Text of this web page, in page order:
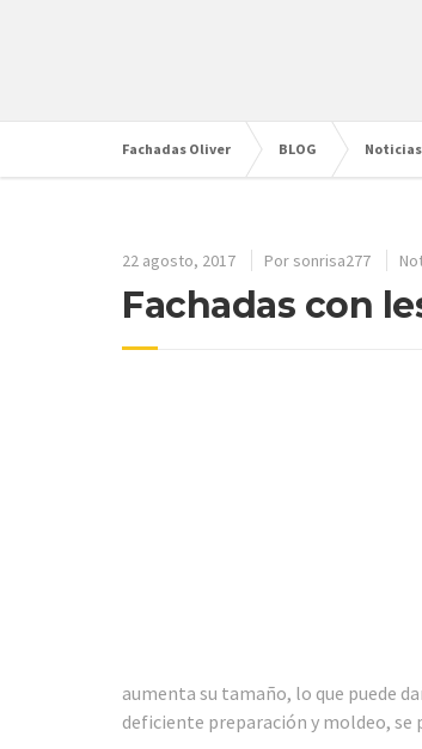
Fachadas Oliver BLOG Noticias
22 agosto, 2017 Por sonrisa277
Fachadas con
aumenta su tamaño, lo que puede
deficiente preparación y moldeo, se